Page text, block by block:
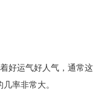
好运气好人气，通常这
率非常大。